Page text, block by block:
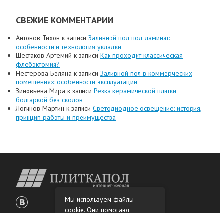
СВЕЖИЕ КОММЕНТАРИИ
Антонов Тихон к записи Заливной пол под ламинат:
особенности и технология укладки
Шестаков Артемий к записи Как проходит классическая
флебэктомия?
Нестерова Беляна к записи Заливной пол в коммерческих
помещениях: особенности эксплуатации
Зиновьева Мира к записи Резка керамической плитки
болгаркой без сколов
Логинов Мартин к записи Светодиодное освещение: история,
принцип работы и преимущества
Мы используем файлы
cookie. Они помогают